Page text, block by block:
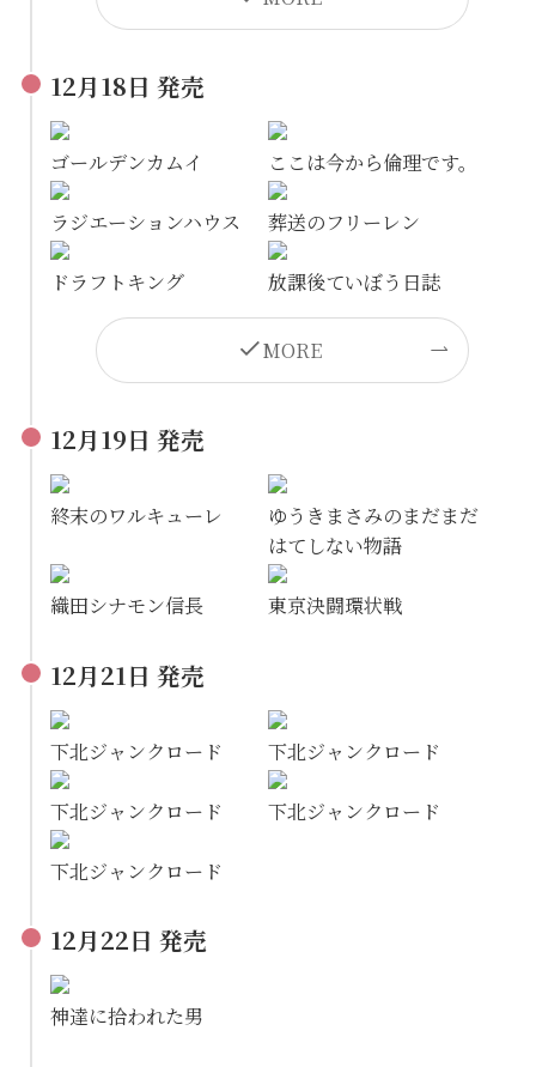
12月18日 発売
ゴールデンカムイ ここは今から倫理です。
ラジエーションハウス 葬送のフリーレン
ドラフトキング 放課後ていぼう日誌
MORE
12月19日 発売
終末のワルキューレ
ゆうきまさみのまだまだ
はてしない物語
織田シナモン信長 東京決闘環状戦
12月21日 発売
下北ジャンクロード 下北ジャンクロード
下北ジャンクロード 下北ジャンクロード
下北ジャンクロード
12月22日 発売
神達に拾われた男